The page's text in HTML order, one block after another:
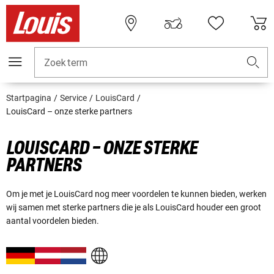
Zoekterm
Startpagina Service
LouisCard
LouisCard – onze sterke partners
LOUISCARD – ONZE STERKE
PARTNERS
Om je met je LouisCard nog meer voordelen te kunnen bieden, werken
wij samen met sterke partners die je als LouisCard houder een groot
aantal voordelen bieden.